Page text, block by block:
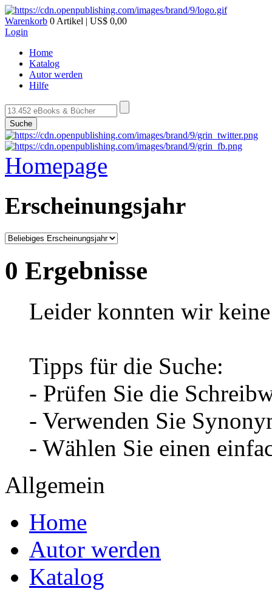
Warenkorb 0 Artikel | US$ 0,00
Login
Home
Katalog
Autor werden
Hilfe
Suche
Homepage
Erscheinungsjahr
0 Ergebnisse
Leider konnten wir
Tipps für die Suche:
- Prüfen Sie die
- Verwenden Sie
- Wählen Sie einen
Allgemein
Home
Autor werden
Katalog